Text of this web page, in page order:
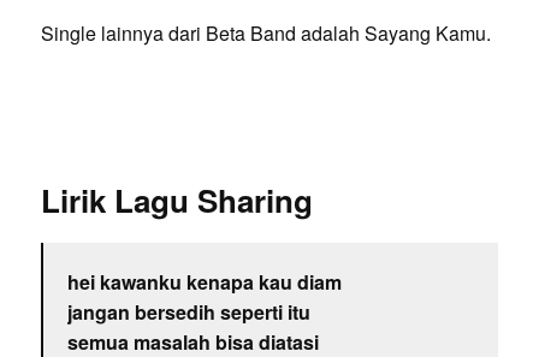
Single lainnya dari Beta Band adalah Sayang Kamu.
Lirik Lagu Sharing
hei kawanku kenapa kau diam
jangan bersedih seperti itu
semua masalah bisa diatasi